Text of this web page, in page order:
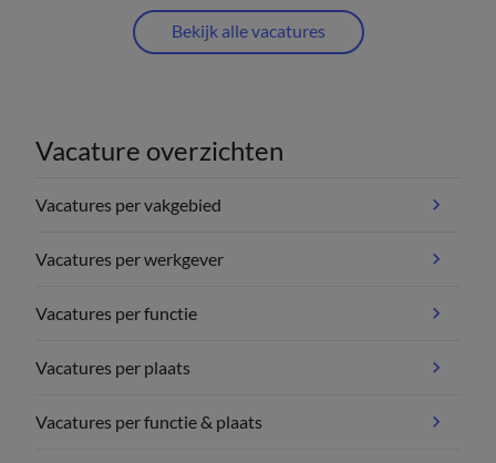
Bekijk alle vacatures
Vacature overzichten
Vacatures per vakgebied
Vacatures per werkgever
Vacatures per functie
Vacatures per plaats
Vacatures per functie & plaats